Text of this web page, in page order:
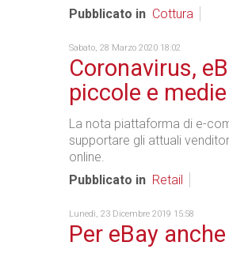
Pubblicato in Cottura
Sabato, 28 Marzo 2020 18:02
Coronavirus,
piccole e
La nota piattaforma di e-
supportare gli attuali
online.
Pubblicato in Retail
Lunedì, 23 Dicembre 2019 15:58
Per eBay